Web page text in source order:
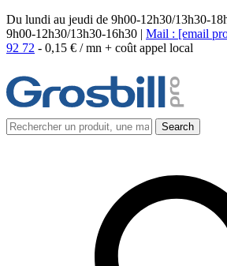
Du lundi au jeudi de 9h00-12h30/13h30-
9h00-12h30/13h30-16h30 | Mail : [email
92 72 - 0,15 € / mn + coût appel local